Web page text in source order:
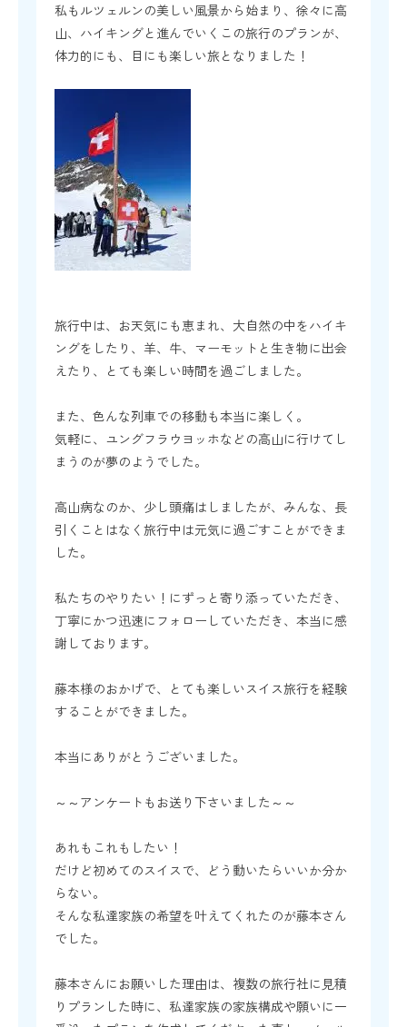
私もルツェルンの美しい風景から始まり、徐々に高
山、ハイキングと進んでいくこの旅行のプランが、
体力的にも、目にも楽しい旅となりました！
旅行中は、お天気にも恵まれ、大自然の中をハイキ
ングをしたり、羊、牛、マーモットと生き物に出会
えたり、とても楽しい時間を過ごしました。
また、色んな列車での移動も本当に楽しく。
気軽に、ユングフラウヨッホなどの高山に行けてし
まうのが夢のようでした。
高山病なのか、少し頭痛はしましたが、みんな、長
引くことはなく旅行中は元気に過ごすことができま
した。
私たちのやりたい！にずっと寄り添っていただき、
丁寧にかつ迅速にフォローしていただき、本当に感
謝しております。
藤本様のおかげで、とても楽しいスイス旅行を経験
することができました。
本当にありがとうございました。
～～アンケートもお送り下さいました～～
あれもこれもしたい！
だけど初めてのスイスで、どう動いたらいいか分か
らない。
そんな私達家族の希望を叶えてくれたのが藤本さん
でした。
藤本さんにお願いした理由は、複数の旅行社に見積
りプランした時に、私達家族の家族構成や願いに一